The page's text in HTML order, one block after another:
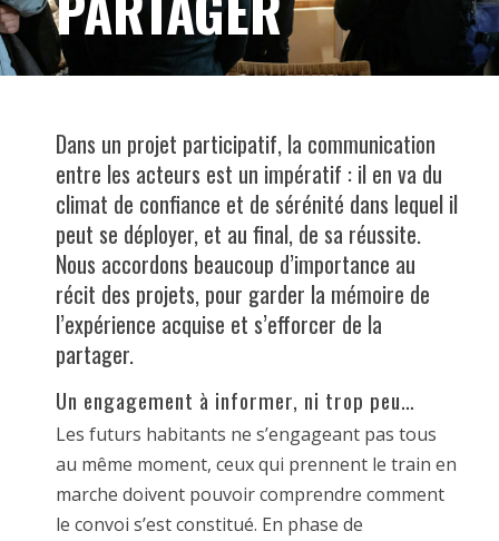
Dans un projet participatif, la communication
entre les acteurs est un impératif : il en va du
climat de confiance et de sérénité dans lequel il
peut se déployer, et au final, de sa réussite.
Nous accordons beaucoup d’importance au
récit des projets, pour garder la mémoire de
l’expérience acquise et s’efforcer de la
partager.
Un engagement à informer, ni trop peu…
Les futurs habitants ne s’engageant pas tous
au même moment, ceux qui prennent le train en
marche doivent pouvoir comprendre comment
le convoi s’est constitué. En phase de